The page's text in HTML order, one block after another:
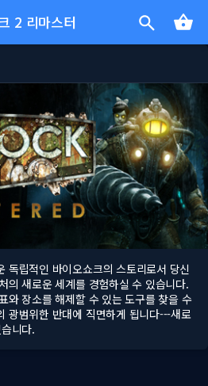
2 리마스터
독립적인 바이오쇼크의 스토리로서 당신
의 새로운 세계를 경험하실 수 있습니다.
와 장소를 해제할 수 있는 도구를 찾을 수
광범위한 반대에 직면하게 됩니다---새로
니다.